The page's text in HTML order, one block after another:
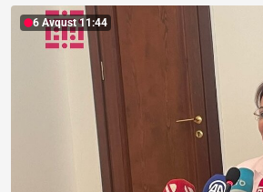
6 Avqust 11:44